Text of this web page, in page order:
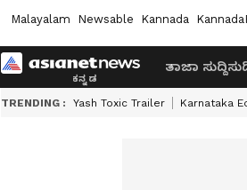
Malayalam Newsable Kannada
ತಾಜಾ ಸುದ್ದಿ
TRENDING : Yash Toxic Trailer Karnataka